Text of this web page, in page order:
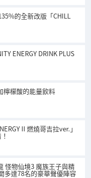
的全新改版「CHILL
ENERGY DRINK PLUS
檸檬酸的能量飲料
II 燃燒哥吉拉ver.」
怪物仙境3 魔族王子與精
多達78名的豪華聲優陣容